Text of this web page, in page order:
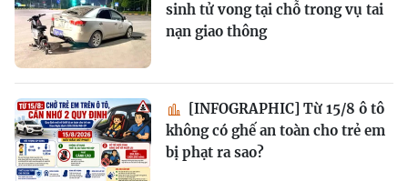
sinh tử vong tại chỗ trong vụ tai
nạn giao thông
[INFOGRAPHIC] Từ 15/8 ô tô
không có ghế an toàn cho trẻ em
bị phạt ra sao?